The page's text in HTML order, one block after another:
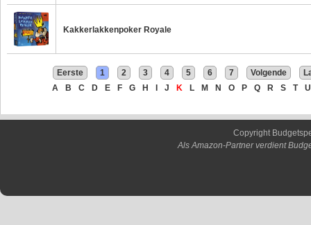
Kakkerlakkenpoker Royale
Eerste 1 2 3 4 5 6 7 Volgende
A
B C D E F G H J K L M N O P Q R S T U
Copyright
Als Amazon-Partner verdient